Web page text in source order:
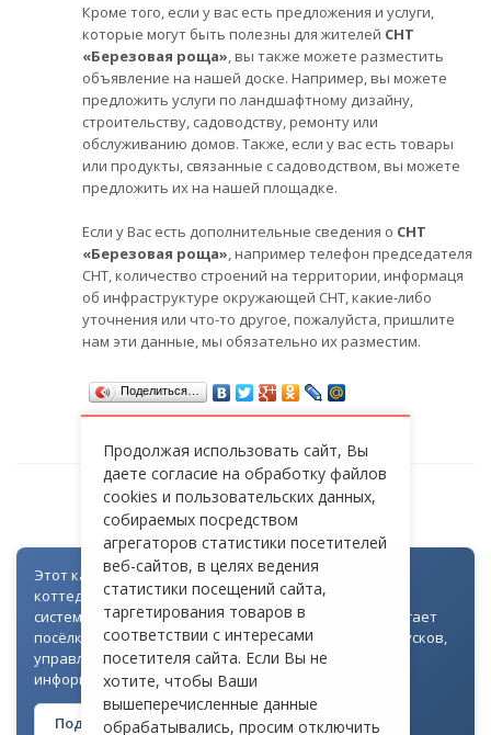
Кроме того, если у вас есть предложения и услуги,
которые могут быть полезны для жителей СНТ
«Березовая роща», вы также можете разместить
объявление на нашей доске. Например, вы можете
предложить услуги по ландшафтному дизайну,
строительству, садоводству, ремонту или
обслуживанию домов. Также, если у вас есть товары
или продукты, связанные с садоводством, вы можете
предложить их на нашей площадке.
Если у Вас есть дополнительные сведения о СНТ
«Березовая роща», например телефон председателя
СНТ, количество строений на территории, информаця
об инфраструктуре окружающей СНТ, какие-либо
уточнения или что-то другое, пожалуйста, пришлите
нам эти данные, мы обязательно их разместим.
Поделиться…
СНТ «БЕРЕЗОВАЯ РОЩА»
Этот каталог создан как часть цифровой экосистемы
коттеджных посёлков: для всех объектов доступна
система контроля доступа через Telegram. Она помогает
посёлкам автоматизировать выдачу гостевых пропусков,
управлять доступом на территорию и оперативно
информировать жителей
Подробнее о технологии →
Продолжая использовать сайт, Вы
даете согласие на обработку файлов
cookies и пользовательских данных,
собираемых посредством
агрегаторов статистики посетителей
веб-сайтов, в целях ведения
статистики посещений сайта,
таргетирования товаров в
соответствии с интересами
посетителя сайта. Если Вы не
хотите, чтобы Ваши
вышеперечисленные данные
обрабатывались, просим отключить